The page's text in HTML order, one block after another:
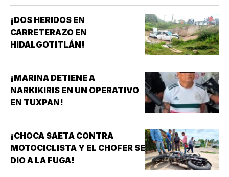
¡DOS HERIDOS EN
CARRETERAZO EN
HIDALGOTITLÁN!
¡MARINA DETIENE A
NARKIKIRIS EN UN OPERATIVO
EN TUXPAN!
¡CHOCA SAETA CONTRA
MOTOCICLISTA Y EL CHOFER SE
DIO A LA FUGA!